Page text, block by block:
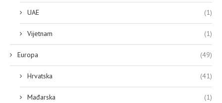
UAE (1)
Vijetnam (1)
Europa (49)
Hrvatska (41)
Mađarska (1)